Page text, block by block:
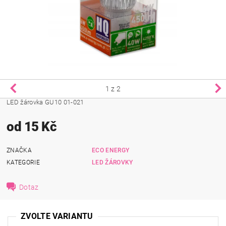
1 z 2
LED žárovka GU10 01-021
od 15 Kč
ZNAČKA
ECO ENERGY
KATEGORIE
LED ŽÁROVKY
Dotaz
ZVOLTE VARIANTU